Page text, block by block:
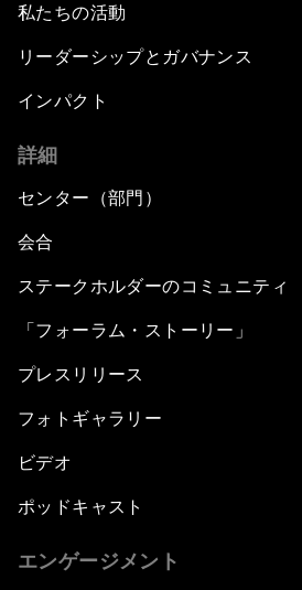
私たちの活動
リーダーシップとガバナンス
インパクト
詳細
センター（部門）
会合
ステークホルダーのコミュニティ
「フォーラム・ストーリー」
プレスリリース
フォトギャラリー
ビデオ
ポッドキャスト
エンゲージメント